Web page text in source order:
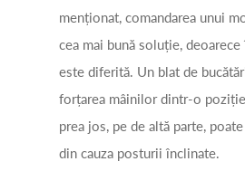
menționat, comandarea unui
cea mai bună soluție,
este diferită. Un blat de
forțarea mâinilor dintr-o
prea jos, pe de altă parte,
din cauza posturii înclinate.